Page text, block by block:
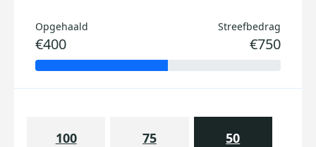
Opgehaald
€400
Streefbedrag
€750
100 75 50